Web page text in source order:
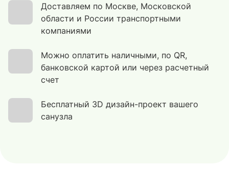
Доставляем по Москве, Московской
области и России транспортными
компаниями
Можно оплатить наличными, по QR,
банковской картой или через расчетный
счет
Бесплатный 3D дизайн-проект вашего
санузла